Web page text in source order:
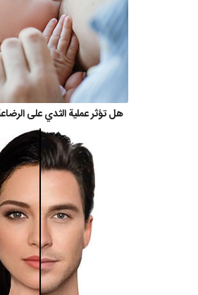
هل تؤثر عملية الثدي على